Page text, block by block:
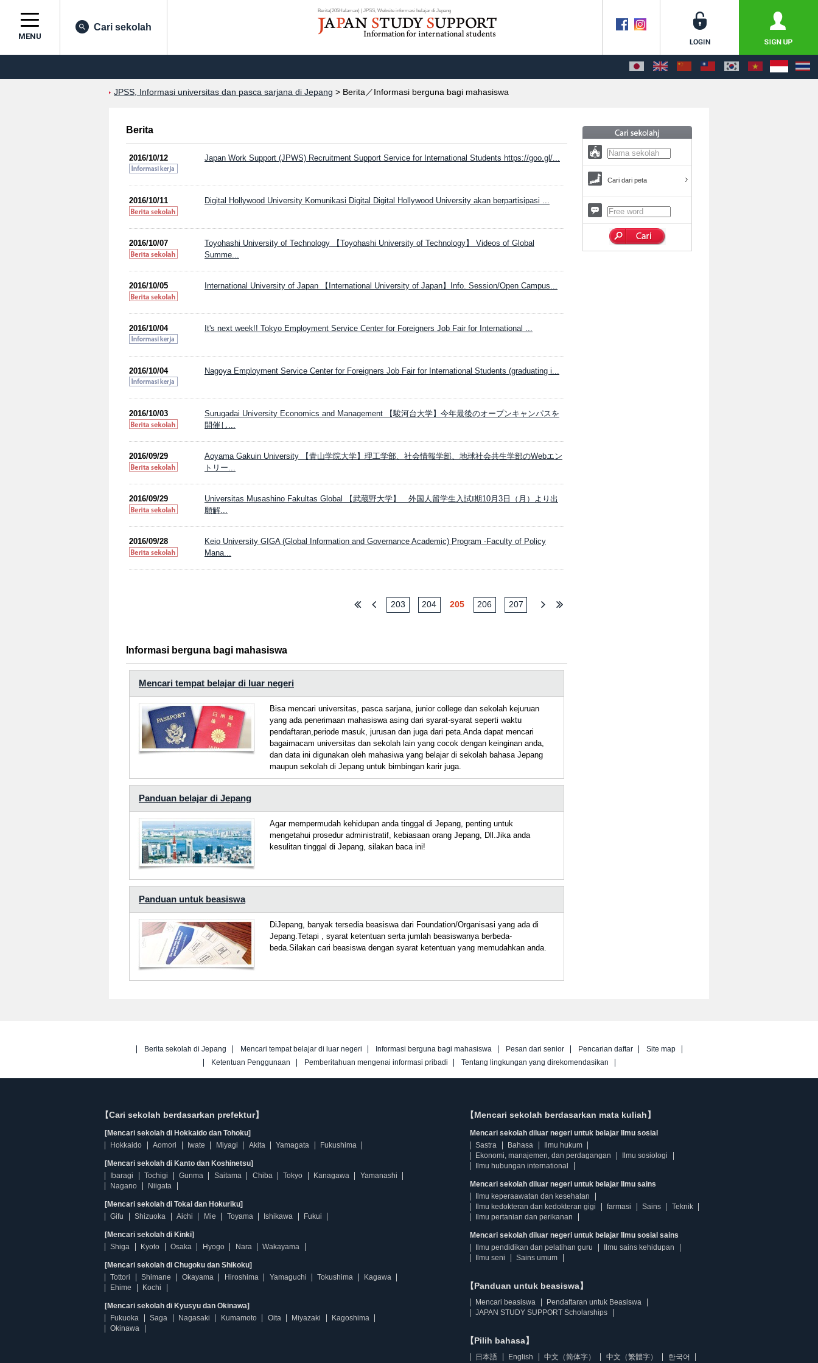
Berita(205Halaman) | JPSS, Website informasi belajar di Jepang
MENU
Cari sekolah
JPSS, Informasi universitas dan pasca sarjana di Jepang > Berita／Informasi berguna bagi mahasiswa
Berita
2016/10/12 Japan Work Support (JPWS) Recruitment Support Service for International Students https://goo.gl/...
2016/10/11 Digital Hollywood University Komunikasi Digital Digital Hollywood University akan berpartisipasi ...
2016/10/07
Toyohashi University of Technology 【Toyohashi University of Technology】 Videos of Global
Summe...
2016/10/05 International University of Japan 【International University of Japan】Info. Session/Open Campus...
2016/10/04 It's next week!! Tokyo Employment Service Center for Foreigners Job Fair for International ...
2016/10/04 Nagoya Employment Service Center for Foreigners Job Fair for International Students (graduating i...
2016/10/03
Surugadai University Economics and Management 【駿河台大学】今年最後のオープンキャンパスを
開催し...
2016/09/29
Aoyama Gakuin University 【青山学院大学】理工学部、社会情報学部、地球社会共生学部のWebエン
トリー...
2016/09/29
Universitas Musashino Fakultas Global 【武蔵野大学】 外国人留学生入試Ⅰ期10月3日（月）より出
願解...
2016/09/28
Keio University GIGA (Global Information and Governance Academic) Program -Faculty of Policy
Mana...
203 204 205 206 207
Informasi berguna bagi mahasiswa
Mencari tempat belajar di luar negeri
Bisa mencari universitas, pasca sarjana, junior college dan sekolah kejuruan
yang ada penerimaan mahasiswa asing dari syarat-syarat seperti waktu
pendaftaran,periode masuk, jurusan dan juga dari peta.Anda dapat mencari
bagaimacam universitas dan sekolah lain yang cocok dengan keinginan anda,
dan data ini digunakan oleh mahasiwa yang belajar di sekolah bahasa Jepang
maupun sekolah di Jepang untuk bimbingan karir juga.
Panduan belajar di Jepang
Agar mempermudah kehidupan anda tinggal di Jepang, penting untuk
mengetahui prosedur administratif, kebiasaan orang Jepang, Dll.Jika anda
kesulitan tinggal di Jepang, silakan baca ini!
Panduan untuk beasiswa
DiJepang, banyak tersedia beasiswa dari Foundation/Organisasi yang ada di
Jepang.Tetapi , syarat ketentuan serta jumlah beasiswanya berbeda-
beda.Silakan cari beasiswa dengan syarat ketentuan yang memudahkan anda.
Cari dari peta
Berita sekolah di Jepang Mencari tempat belajar di luar negeri Informasi berguna bagi mahasiswa Pesan dari senior Pencarian daftar
Site map
Ketentuan Penggunaan
Pemberitahuan mengenai informasi pribadi Tentang lingkungan yang direkomendasikan
【Cari sekolah berdasarkan prefektur】
[Mencari sekolah di Hokkaido dan Tohoku]
Hokkaido
Aomori Iwate Miyagi Akita Yamagata Fukushima
[Mencari sekolah di Kanto dan Koshinetsu]
Ibaragi
Tochigi Gunma Saitama Chiba Tokyo Kanagawa
Yamanashi
Nagano
Niigata
[Mencari sekolah di Tokai dan Hokuriku]
Gifu
Shizuoka Aichi Mie Toyama Ishikawa Fukui
[Mencari sekolah di Kinki]
Shiga
Kyoto Osaka Hyogo Nara Wakayama
[Mencari sekolah di Chugoku dan Shikoku]
Tottori
Shimane Okayama Hiroshima Yamaguchi Tokushima
Kagawa
Ehime
Kochi
[Mencari sekolah di Kyusyu dan Okinawa]
Fukuoka
Saga Nagasaki Kumamoto Oita Miyazaki
Kagoshima
Okinawa
【Mencari sekolah berdasarkan mata kuliah】
Mencari sekolah diluar negeri untuk belajar Ilmu sosial
Sastra
Bahasa
Ilmu hukum
Ekonomi, manajemen, dan perdagangan
Ilmu sosiologi
Ilmu hubungan international
Mencari sekolah diluar negeri untuk belajar Ilmu sains
Ilmu keperaawatan dan kesehatan
Ilmu kedokteran dan kedokteran gigi
farmasi Sains
Teknik
Ilmu pertanian dan perikanan
Mencari sekolah diluar negeri untuk belajar Ilmu sosial sains
Ilmu pendidikan dan pelatihan guru
Ilmu sains kehidupan
Ilmu seni
Sains umum
【Panduan untuk beasiswa】
Mencari beasiswa
Pendaftaran untuk Beasiswa
JAPAN STUDY SUPPORT Scholarships
【Pilih bahasa】
日本語 English 中文（简体字） 中文（繁體字）
한국어